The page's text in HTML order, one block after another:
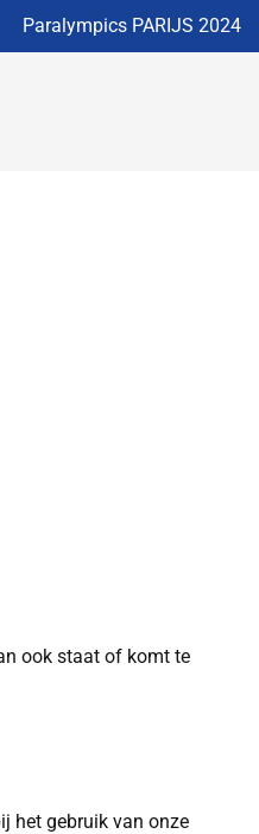
Paralympics PARIJS 2024
ook staat of komt te
het gebruik van onze